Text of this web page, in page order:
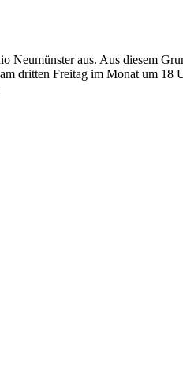
aus. Aus diesem
dritten Freitag im Monat um 18